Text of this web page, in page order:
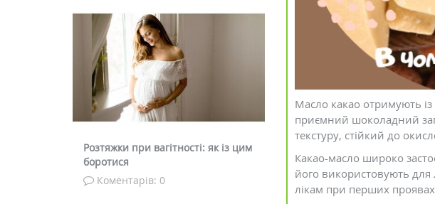
при вагітності: як із цим
Що таке афродизіаки і як вони
можна це
Масло какао отримують
приємний шоколадний
текстуру, стійкий до
Какао-масло широко
його використовують для
лікам при перших